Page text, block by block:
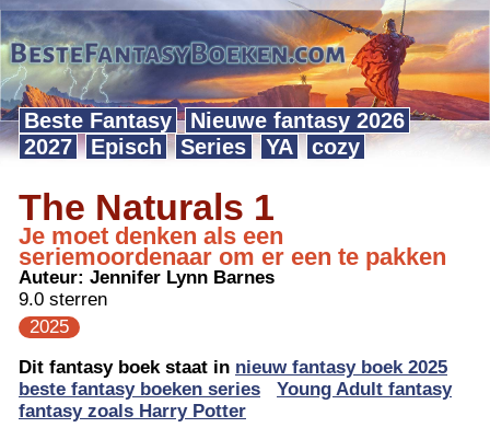
Beste Fantasy
Nieuwe fantasy 2026
2027
Episch Series YA cozy
The Naturals 1
Je moet denken als een
seriemoordenaar om er een te pakken
Auteur: Jennifer Lynn Barnes
9.0 sterren
2025
Dit fantasy boek staat in nieuw fantasy boek 2025
beste fantasy boeken series
Young Adult fantasy
fantasy zoals Harry Potter